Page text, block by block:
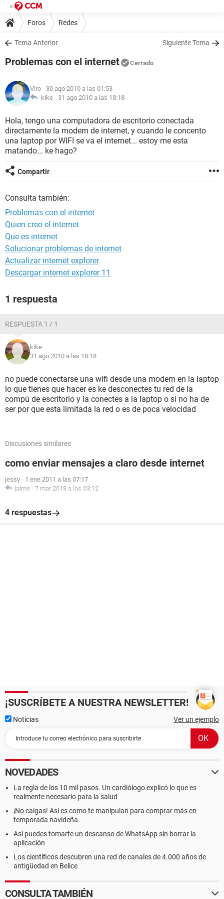
Foros Redes
Tema Anterior Siguiente Tema
Problemas con el internet Cerrado
Viro - 30 ago 2010 a las 01:53
kike - 31 ago 2010 a las 18:18
Hola, tengo una computadora de escritorio conectada
directamente la modem de internet, y cuando le concento
una laptop por WIFI se va el internet... estoy me esta
matando... ke hago?
Compartir
Consulta también:
Problemas con el internet
Quien creo el internet
Que es internet
Solucionar problemas de internet
Actualizar internet explorer
Descargar internet explorer 11
1 respuesta
RESPUESTA 1 / 1
kike
31 ago 2010 a las 18:18
no puede conectarse una wifi desde una modem en la laptop
lo que tienes que hacer es ke desconectes tu red de la
compù de escritorio y la conectes a la laptop o si no ha de
ser por que esta limitada la red o es de poca velocidad
Discusiones similares
como enviar mensajes a claro desde internet
jessy - 1 ene 2011 a las 07:17
jaime - 7 mar 2018 a las 03:12
4 respuestas
¡SUSCRÍBETE A NUESTRA NEWSLETTER!
Noticias Ver un ejemplo
NOVEDADES
La regla de los 10 mil pasos. Un cardiólogo explicó lo que es
realmente necesario para la salud
¡No caigas! Así es como te manipulan para comprar más en
temporada navideña
Así puedes tomarte un descanso de WhatsApp sin borrar la
aplicación
Los científicos descubren una red de canales de 4.000 años de
antigüedad en Belice
CONSULTA TAMBIÉN